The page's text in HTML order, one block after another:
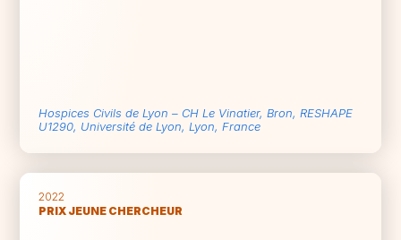
Hospices Civils de Lyon – CH Le Vinatier, Bron, RESHAPE
U1290, Université de Lyon, Lyon, France
2022
PRIX JEUNE CHERCHEUR